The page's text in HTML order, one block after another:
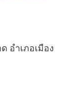
อำเภอเมือง